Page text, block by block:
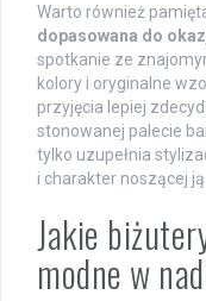
Warto również
dopasowana do
spotkanie ze
kolory i oryginalne
przyjęcia lepiej
stonowanej palecie
tylko uzupełnia
i charakter noszącej ją
Jakie
modne w